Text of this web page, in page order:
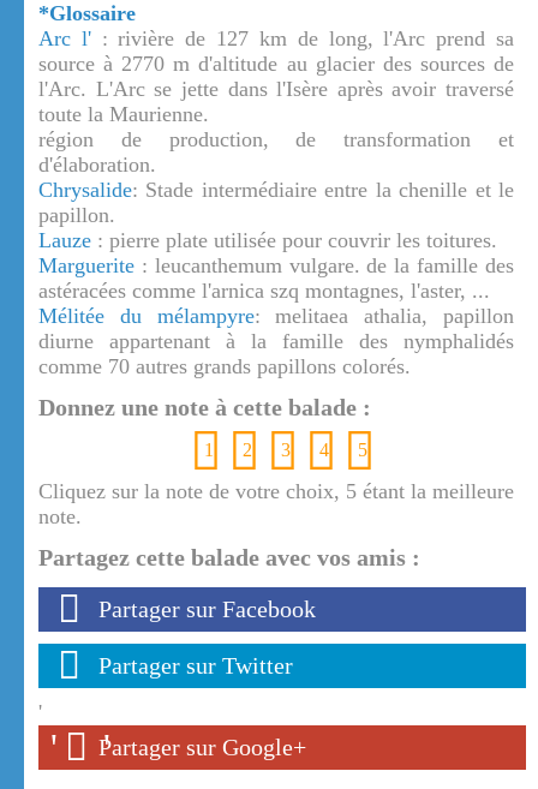
*Glossaire
Arc l': rivière de 127 km de long, l'Arc prend sa
source à 2770 m d'altitude au glacier des sources de
l'Arc. L'Arc se jette dans l'Isère après avoir traversé
toute la Maurienne.
région de production, de transformation et
d'élaboration.
Chrysalide: Stade intermédiaire entre la chenille et le
papillon.
Lauze : pierre plate utilisée pour couvrir les toitures.
Marguerite : leucanthemum vulgare. de la famille des
astéracées comme l'arnica szq montagnes, l'aster, ...
Mélitée du mélampyre: melitaea athalia, papillon
diurne appartenant à la famille des nymphalidés
comme 70 autres grands papillons colorés.
Donnez une note à cette balade :
1 2 3 4 5
Cliquez sur la note de votre choix, 5 étant la meilleure
note.
Partagez cette balade avec vos amis :
Partager sur Facebook
Partager sur Twitter
'
' '
Partager sur Google+